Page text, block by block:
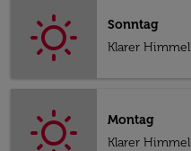
Sonntag
Klarer Himmel
Montag
Klarer Himmel